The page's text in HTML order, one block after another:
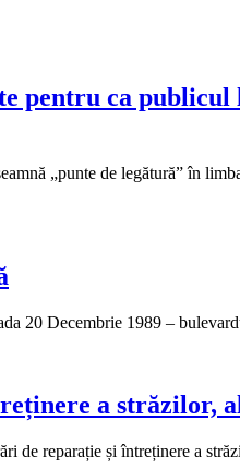
pentru ca publicul
„punte de legătură” în
20 Decembrie 1989 –
a străzilor,
de reparație și întreținere a